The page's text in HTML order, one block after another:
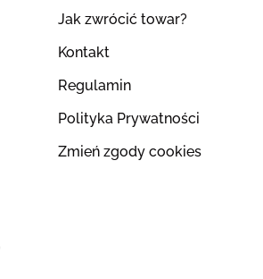
Jak zwrócić towar?
Kontakt
Regulamin
Polityka Prywatności
Zmień zgody cookies